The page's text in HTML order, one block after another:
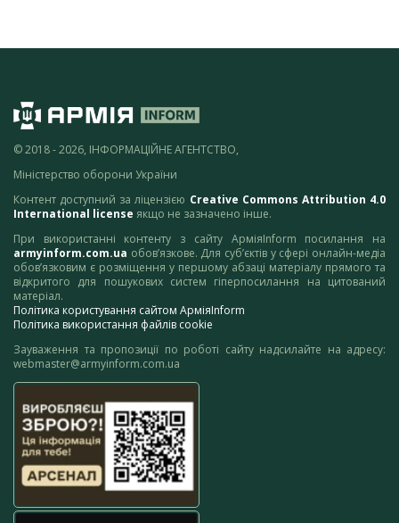
© 2018 - 2026, ІНФОРМАЦІЙНЕ АГЕНТСТВО,
Міністерство оборони України
Контент доступний за ліцензією Creative Commons Attribution 4.0
International license якщо не зазначено інше.
При використанні контенту з сайту АрміяInform посилання на
armyinform.com.ua обов’язкове. Для суб’єктів у сфері онлайн-медіа
обов’язковим є розміщення у першому абзаці матеріалу прямого та
відкритого для пошукових систем гіперпосилання на цитований
матеріал.
Політика користування сайтом АрміяInform
Політика використання файлів cookie
Зауваження та пропозиції по роботі сайту надсилайте на адресу:
webmaster@armyinform.com.ua